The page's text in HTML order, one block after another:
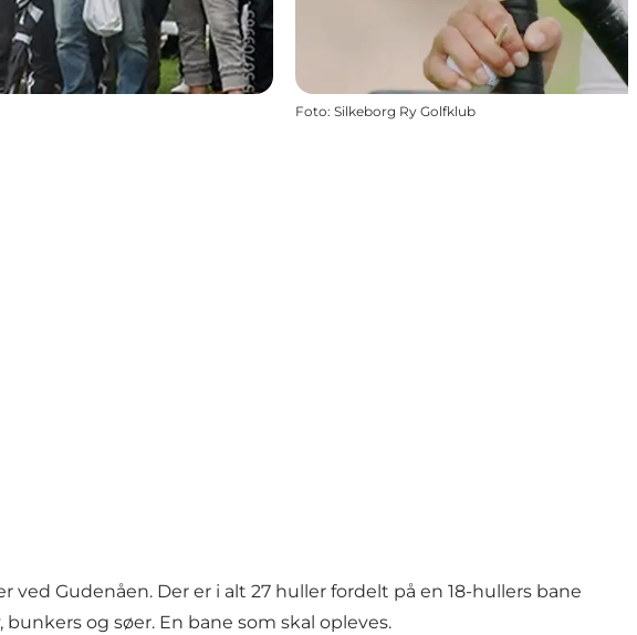
Foto: Silkeborg Ry Golfklub
Gudenåen. Der er i alt 27 huller fordelt på en 18-hullers bane
og søer. En bane som skal opleves.